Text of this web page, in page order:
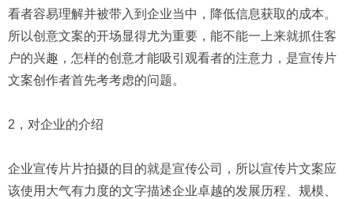
看者容易理解并被带入到企业当中，降低信息获取的成本。
所以创意文案的开场显得尤为重要，能不能一上来就抓住客
户的兴趣，怎样的创意才能吸引观看者的注意力，是宣传片
文案创作者首先考考虑的问题。
2，对企业的介绍
企业宣传片片拍摄的目的就是宣传公司，所以宣传片文案应
该使用大气有力度的文字描述企业卓越的发展历程、规模、